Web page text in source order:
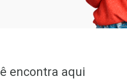
encontra aqui